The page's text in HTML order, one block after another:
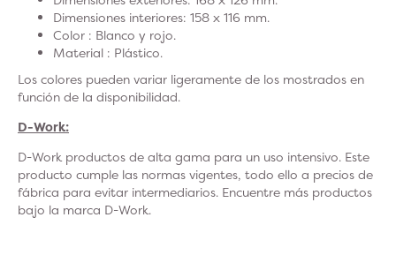
Dimensiones interiores: 158 x 116 mm.
Color : Blanco y rojo.
Material : Plástico.
Los colores pueden variar ligeramente de los mostrados en
función de la disponibilidad.
D-Work:
D-Work productos de alta gama para un uso intensivo. Este
producto cumple las normas vigentes, todo ello a precios de
fábrica para evitar intermediarios. Encuentre más productos
bajo la marca D-Work.